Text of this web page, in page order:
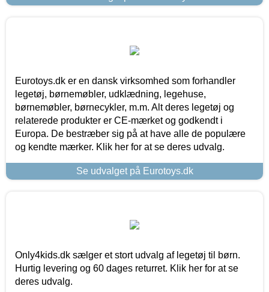
Eurotoys.dk er en dansk virksomhed som forhandler
legetøj, børnemøbler, udklædning, legehuse,
børnemøbler, børnecykler, m.m. Alt deres legetøj og
relaterede produkter er CE-mærket og godkendt i
Europa. De bestræber sig på at have alle de populære
og kendte mærker. Klik her for at se deres udvalg.
Se udvalget på Eurotoys.dk
Only4kids.dk sælger et stort udvalg af legetøj til børn.
Hurtig levering og 60 dages returret. Klik her for at se
deres udvalg.